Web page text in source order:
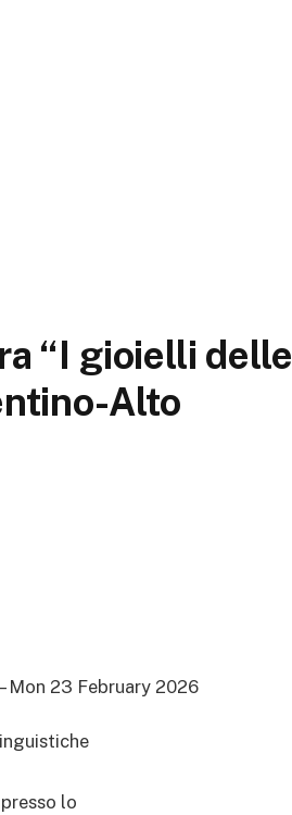
“I gioielli delle
Alto
Mon 23 February 2026
lo